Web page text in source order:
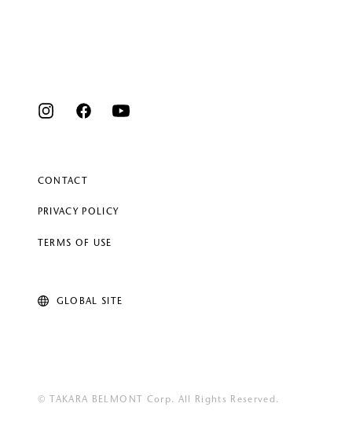
CONTACT
PRIVACY POLICY
TERMS OF USE
GLOBAL SITE
© TAKARA BELMONT Corp. All Rights Reserved.